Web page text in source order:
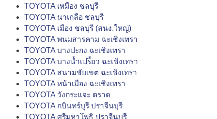
TOYOTA เหมือง ชลบุรี
TOYOTA นาเกลือ ชลบุรี
TOYOTA เมือง ชลบุรี (สนง.ใหญ่)
TOYOTA พนมสารคาม ฉะเชิงเทรา
TOYOTA บางปะกง ฉะเชิงเทรา
TOYOTA บางน้ำเปรี้ยว ฉะเชิงเทรา
TOYOTA สนามชัยเขต ฉะเชิงเทรา
TOYOTA หน้าเมือง ฉะเชิงเทรา
TOYOTA วังกระแจะ ตราด
TOYOTA กบินทร์บุรี ปราจีนบุรี
TOYOTA ศรีมหาโพธิ ปราจีนบุรี